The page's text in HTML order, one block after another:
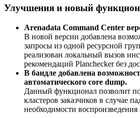
Улучшения и новый
Arenadata Command Center
В новой версии добавлена
запросы из одной ресурсной
реализован локальный вызов
рекомендаций Planchecker без
В бандле добавлена
автоматического core dump.
Данный функционал позволит
кластеров заказчиков в случае
необходимости